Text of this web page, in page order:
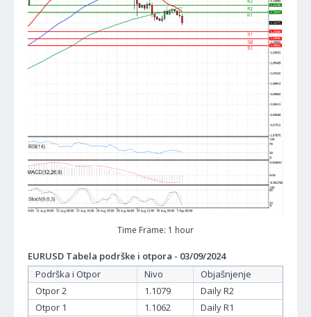
Time Frame: 1 hour
EURUSD Tabela podrške i otpora - 03/09/2024
Podrška i Otpor
Nivo
Objašnjenje
Otpor 2
1.1079
Daily R2
Otpor 1
1.1062
Daily R1